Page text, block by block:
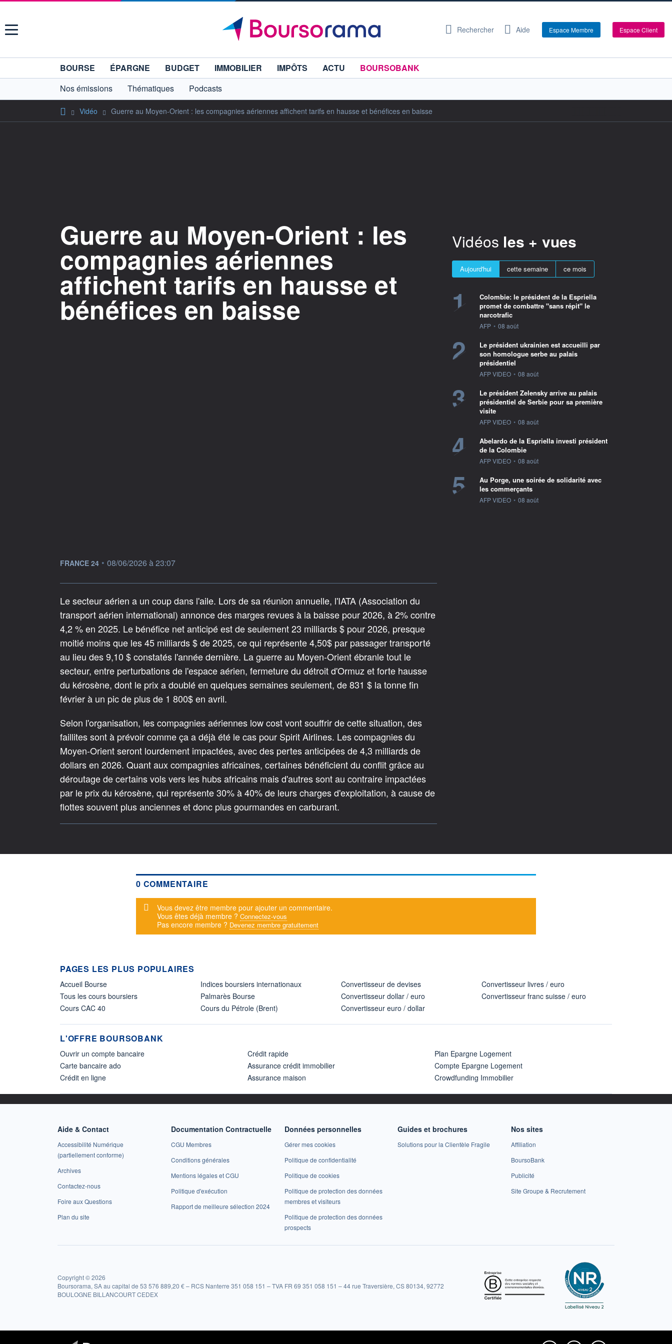
Menu Rechercher Aide Espace Membre Espace Client
BOURSE ÉPARGNE BUDGET IMMOBILIER IMPÔTS ACTU
BOURSOBANK
Nos émissions
Thématiques Podcasts
Vidéo Guerre au Moyen-Orient : les compagnies aériennes affichent tarifs en hausse et bénéfices en baisse
Guerre au Moyen-Orient : les
compagnies aériennes
affichent tarifs en hausse et
bénéfices en baisse
information fournie par
FRANCE 24 • 08/06/2026 à 23:07
Le secteur aérien a un coup dans l'aile. Lors de sa réunion annuelle, l'IATA (Association du
transport aérien international) annonce des marges revues à la baisse pour 2026, à 2% contre
4,2 % en 2025. Le bénéfice net anticipé est de seulement 23 milliards $ pour 2026, presque
moitié moins que les 45 milliards $ de 2025, ce qui représente 4,50$ par passager transporté
au lieu des 9,10 $ constatés l'année dernière. La guerre au Moyen-Orient ébranle tout le
secteur, entre perturbations de l'espace aérien, fermeture du détroit d'Ormuz et forte hausse
du kérosène, dont le prix a doublé en quelques semaines seulement, de 831 $ la tonne fin
février à un pic de plus de 1 800$ en avril.
Selon l'organisation, les compagnies aériennes low cost vont souffrir de cette situation, des
faillites sont à prévoir comme ça a déjà été le cas pour Spirit Airlines. Les compagnies du
Moyen-Orient seront lourdement impactées, avec des pertes anticipées de 4,3 milliards de
dollars en 2026. Quant aux compagnies africaines, certaines bénéficient du conflit grâce au
déroutage de certains vols vers les hubs africains mais d'autres sont au contraire impactées
par le prix du kérosène, qui représente 30% à 40% de leurs charges d'exploitation, à cause de
flottes souvent plus anciennes et donc plus gourmandes en carburant.
Vidéos les + vues
Aujourd'hui cette semaine ce mois
1
Colombie: le président de la Espriella
promet de combattre "sans répit" le
narcotrafic
information fournie par
AFP • 08 août
2
Le président ukrainien est accueilli par
son homologue serbe au palais
présidentiel
information fournie par
AFP VIDEO • 08 août
3
Le président Zelensky arrive au palais
présidentiel de Serbie pour sa première
visite
information fournie par
AFP VIDEO • 08 août
4
Abelardo de la Espriella investi président
de la Colombie
information fournie par
AFP VIDEO • 08 août
5
Au Porge, une soirée de solidarité avec
les commerçants
information fournie par
AFP VIDEO • 08 août
0 COMMENTAIRE
Message d'alerte
Vous devez être membre pour ajouter un commentaire.
Vous êtes déjà membre ? Connectez-vous
Pas encore membre ? Devenez membre gratuitement
PAGES LES PLUS POPULAIRES
Accueil Bourse
Tous les cours boursiers
Cours CAC 40
Indices boursiers internationaux
Palmarès Bourse
Cours du Pétrole (Brent)
Convertisseur de devises
Convertisseur dollar / euro
Convertisseur euro / dollar
Convertisseur livres / euro
Convertisseur franc suisse / euro
L'OFFRE BOURSOBANK
Ouvrir un compte bancaire
Carte bancaire ado
Crédit en ligne
Crédit rapide
Assurance crédit immobilier
Assurance maison
Plan Epargne Logement
Compte Epargne Logement
Crowdfunding Immobilier
Aide & Contact
Accessibilité Numérique
(partiellement conforme)
Archives
Contactez-nous
Foire aux Questions
Plan du site
Documentation Contractuelle
CGU Membres
Conditions générales
Mentions légales et CGU
Politique d'exécution
Rapport de meilleure sélection 2024
Données personnelles
Gérer mes cookies
Politique de confidentialité
Politique de cookies
Politique de protection des données
membres et visiteurs
Politique de protection des données
prospects
Guides et brochures
Solutions pour la Clientèle Fragile
Nos sites
Affiliation
BoursoBank
Publicité
Site Groupe & Recrutement
Copyright © 2026
Boursorama, SA au capital de 53 576 889,20 € – RCS Nanterre 351 058 151 – TVA FR 69 351 058 151 – 44 rue Traversière, CS 80134, 92772
BOULOGNE BILLANCOURT CEDEX